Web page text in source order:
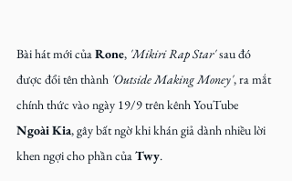
Bài hát mới của Rone, 'Mikiri Rap Star' sau đó
được đổi tên thành 'Outside Making Money', ra mắt
chính thức vào ngày 19/9 trên kênh YouTube
Ngoài Kia, gây bất ngờ khi khán giả dành nhiều lời
khen ngợi cho phần của Twy.